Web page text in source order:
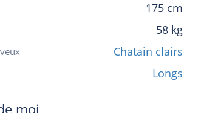
175 cm
58 kg
Chatain clairs
Longs
moi